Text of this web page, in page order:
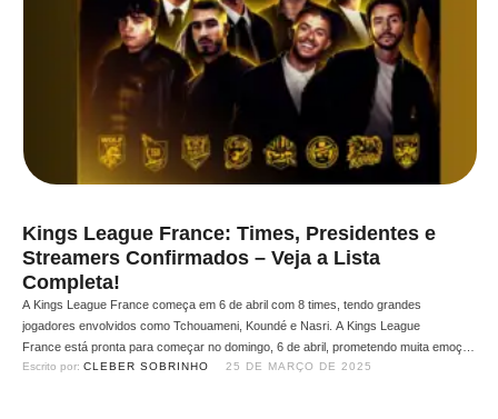
Kings League France: Times, Presidentes e
Streamers Confirmados – Veja a Lista
Completa!
A Kings League France começa em 6 de abril com 8 times, tendo grandes
jogadores envolvidos como Tchouameni, Koundé e Nasri. A Kings League
France está pronta para começar no domingo, 6 de abril, prometendo muita emoção
no futebol digital. O draft já rolou, e as 8 equipes foram apresentadas com
Escrito por: CLEBER SOBRINHO 25 DE MARÇO DE 2025